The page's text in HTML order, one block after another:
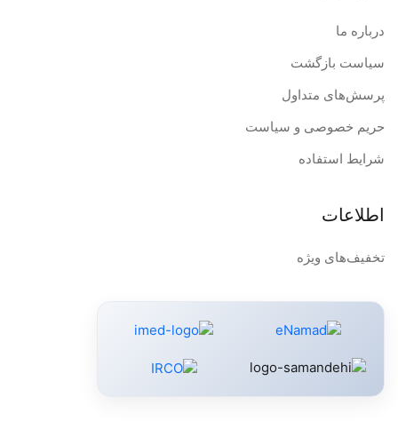
درباره ما
سیاست بازگشت
پرسش‌های متداول
حریم خصوصی و سیاست
شرایط استفاده
اطلاعات
تخفیف‌های ویژه